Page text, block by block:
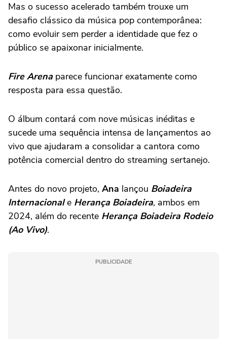
Mas o sucesso acelerado também trouxe um
desafio clássico da música pop contemporânea:
como evoluir sem perder a identidade que fez o
público se apaixonar inicialmente.
Fire Arenaparece funcionar exatamente como
resposta para essa questão.
O álbum contará com nove músicas inéditas e
sucede uma sequência intensa de lançamentos ao
vivo que ajudaram a consolidar a cantora como
potência comercial dentro do streaming sertanejo.
Antes do novo projeto, Ana lançou Boiadeira
Internacionale Herança Boiadeira, ambos em
2024, além do recente Herança Boiadeira Rodeio
(Ao Vivo).
PUBLICIDADE